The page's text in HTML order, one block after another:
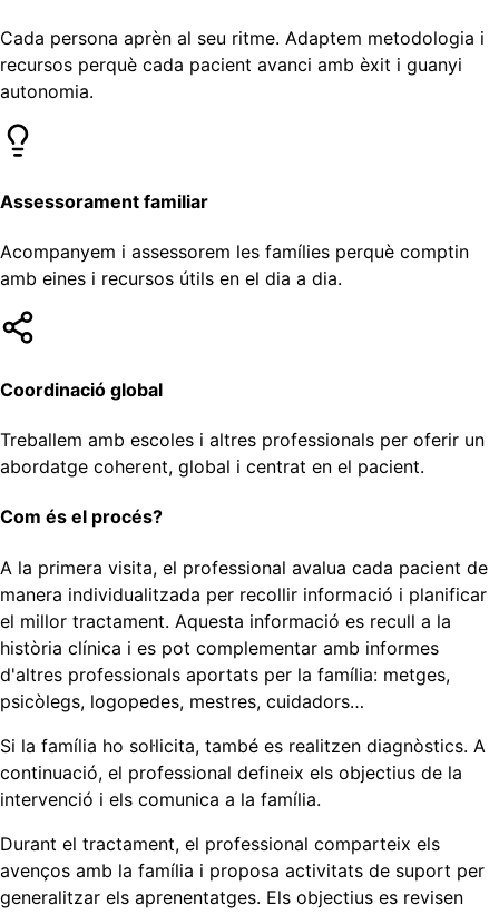
Cada persona aprèn al seu ritme. Adaptem metodologia i
recursos perquè cada pacient avanci amb èxit i guanyi
autonomia.
Assessorament familiar
Acompanyem i assessorem les famílies perquè comptin
amb eines i recursos útils en el dia a dia.
Coordinació global
Treballem amb escoles i altres professionals per oferir un
abordatge coherent, global i centrat en el pacient.
Com és el procés?
A la primera visita, el professional avalua cada pacient de
manera individualitzada per recollir informació i planificar
el millor tractament. Aquesta informació es recull a la
història clínica i es pot complementar amb informes
d'altres professionals aportats per la família: metges,
psicòlegs, logopedes, mestres, cuidadors…
Si la família ho sol·licita, també es realitzen diagnòstics. A
continuació, el professional defineix els objectius de la
intervenció i els comunica a la família.
Durant el tractament, el professional comparteix els
avenços amb la família i proposa activitats de suport per
generalitzar els aprenentatges. Els objectius es revisen